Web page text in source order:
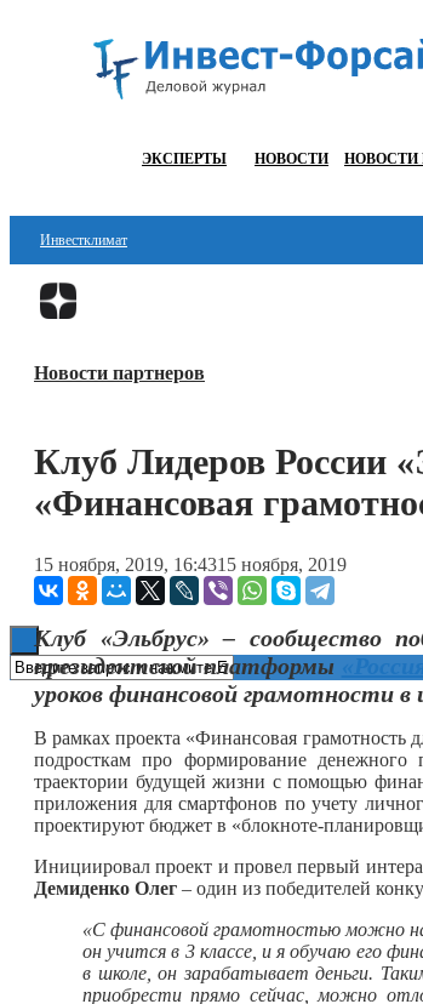
ЭКСПЕРТЫ НОВОСТИ НОВОСТИ
Инвестклимат
Финансы
Блокчейн
Технологии
Книги
Новости партнеров
Клуб Лидеров России
«Финансовая
15 ноября, 2019, 16:4315 ноября, 2019
Клуб «Эльбрус» – сообщество
президентской платформы
уроков финансовой грамотности в
В рамках проекта «Финансовая грамотность
подросткам про формирование
траектории будущей жизни с помощью
приложения для смартфонов по учету
проектируют бюджет в «блокноте-
Инициировал проект и провел первый
Демиденко Олег – один из победителей
«С финансовой грамотностью можно
он учится в 3 классе, и я обучаю его
в школе, он зарабатывает деньги.
приобрести прямо сейчас, можно